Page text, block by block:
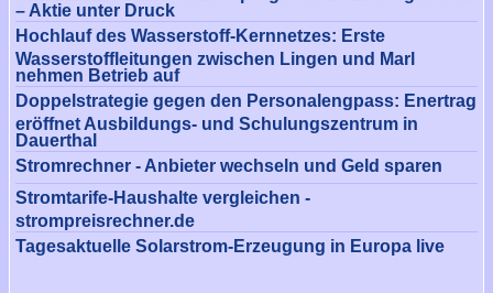
– Aktie unter Druck
Hochlauf des Wasserstoff-Kernnetzes: Erste
Wasserstoffleitungen zwischen Lingen und Marl
nehmen Betrieb auf
Doppelstrategie gegen den Personalengpass: Enertrag
eröffnet Ausbildungs- und Schulungszentrum in
Dauerthal
Stromrechner - Anbieter wechseln und Geld sparen
Stromtarife-Haushalte vergleichen -
strompreisrechner.de
Tagesaktuelle Solarstrom-Erzeugung in Europa live